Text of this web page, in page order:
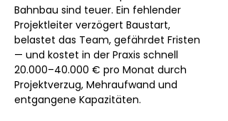
Bahnbau sind teuer. Ein fehlender
Projektleiter verzögert Baustart,
belastet das Team, gefährdet Fristen
— und kostet in der Praxis schnell
20.000–40.000 € pro Monat durch
Projektverzug, Mehraufwand und
entgangene Kapazitäten.